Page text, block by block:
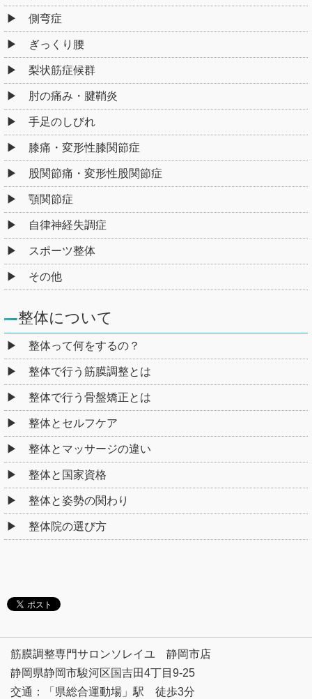
側弯症
ぎっくり腰
梨状筋症候群
肘の痛み・腱鞘炎
手足のしびれ
膝痛・変形性膝関節症
股関節痛・変形性股関節症
顎関節症
自律神経失調症
スポーツ整体
その他
整体について
整体って何をするの？
整体で行う筋膜調整とは
整体で行う骨盤矯正とは
整体とセルフケア
整体とマッサージの違い
整体と国家資格
整体と姿勢の関わり
整体院の選び方
筋膜調整専門サロンソレイユ 静岡市店
静岡県静岡市駿河区国吉田4丁目9-25
交通：「県総合運動場」駅 徒歩3分